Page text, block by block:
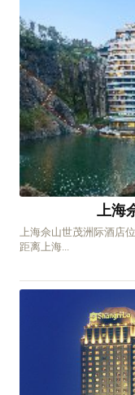
上海
上海佘山世茂洲际酒店
距离上海...